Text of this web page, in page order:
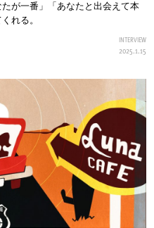
が一番」「あなたと出会えて本
れる。
INTERVIEW
2025.1.15